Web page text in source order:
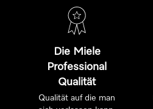
Die Miele
Professional
Qualität
Qualität auf die man